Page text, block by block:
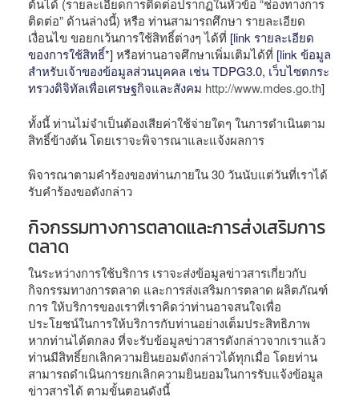
ต้นได้ (รายละเอียดการติดต่อปรากฏในหัวข้อ “ช่องทางการ
ติดต่อ” ด้านล่างนี้) หรือ ท่านสามารถศึกษา รายละเอียด
เงื่อนไข ขอยกเว้นการใช้สิทธิ์ต่างๆ ได้ที่ [link รายละเอียด
ของการใช้สิทธิ์*]หรือท่านอาจศึกษาเพิ่มเติมได้ที่ [link ข้อมูล
สำหรับเจ้าของข้อมูลส่วนบุคคล เช่น TDPG3.0, เว็บไซตกระ
ทรวงดิจิทัลเพื่อเศรษฐกิจและสังคม http://www.mdes.go.th]
ทั้งนี้ ท่านไม่จำเป็นต้องเสียค่าใช้จ่ายใดๆ ในการดำเนินตาม
สิทธิ์ข้างต้น โดยเราจะพิจารณาและแจ้งผลการ
พิจารณาตามคำร้องของท่านภายใน 30 วันนับแต่วันที่เราได้
รับคำร้องขอดังกล่าว
กิจกรรมทางการตลาดและการส่งเสริมการ
ตลาด
ในระหว่างการใช้บริการ เราจะส่งข้อมูลข่าวสารเกี่ยวกับ
กิจกรรมทางการตลาด และการส่งเสริมการตลาด ผลิตภัณฑ์
การ ให้บริการของเราที่เราคิดว่าท่านอาจสนใจเพื่อ
ประโยชน์ในการให้บริการกับท่านอย่างเต็มประสิทธิภาพ
หากท่านได้ตกลง ที่จะรับข้อมูลข่าวสารดังกล่าวจากเราแล้ว
ท่านมีสิทธิ์ยกเลิกความยินยอมดังกล่าวได้ทุกเมื่อ โดยท่าน
สามารถดำเนินการยกเลิกความยินยอมในการรับแจ้งข้อมูล
ข่าวสารได้ ตามขั้นตอนดังนี้